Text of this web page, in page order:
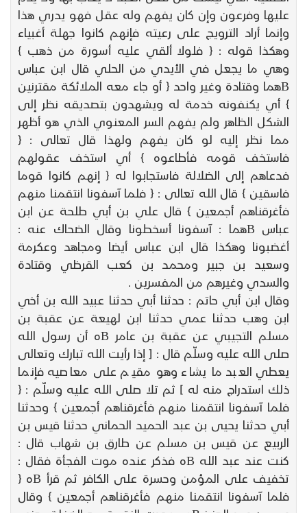
عليها وفرعون وإن كان يفهم وله عقل فهو يدري هذا
وإنما أراد الترويج على رعيته فإنهم كانوا جهلة أغبياء
وهكذا قوله : { فلولا ألقي عليه أسورة من ذهب }
وهي ما يجعل في الأيدي من الحلي قال ابن عباس
Bهما وقتادة وغير واحد { أو جاء معه الملائكة مقترنين
} أي يكنفونه خدمة له ويشهدون بتصديقه نظر إلى
الشكل الظاهر ولم يفهم السر المعنوي الذي هو أظهر
مما نظر إليه لو كان يفهم ولهذا قال تعالى : {
فاستخف قومه فأطاعوه } أي استخف عقولهم
فدعاهم إلى الضلالة فاستجابوا له { إنهم كانوا قوما
فاسقين } قال الله تعالى : { فلما آسفونا انتقمنا منهم
فأغرقناهم أجمعين } قال علي بن أبي طلحة عن ابن
عباس Bهما : آسفونا أسخطونا وقال الضحاك عنه :
أغضبونا وهكذا قال ابن عباس أيضا ومجاهد وعكرمة
وسعيد بن جبير ومحمد بن كعب القرظي وقتادة
والسدي وغيرهم من المفسرين .
وقال ابن أبي حاتم : حدثنا أبي حدثنا عبيد الله بن أخي
ابن وهب حدثنا عمي حدثنا ابن لهيعة عن عقبة بن
مسلم التجيبي عن عقبة بن عامر Bه أن رسول الله
صلى الله عليه وسلّم قال : [ إذا رأيت الله تبارك وتعالى
يعطي العبد ما يشاء وهو مقيم على معاصيه فإنما
ذلك استدراج منه له ] ثم تلا صلى الله عليه وسلّم : {
فلما آسفونا انتقمنا منهم فأغرقناهم أجمعين } وحدثنا
أبي حدثنا يحيى بن عبد الحميد الحماني حدثنا قيس بن
الربيع عن قيس بن مسلم عن طارق بن شهاب قال :
كنت عند عبد الله Bه فذكر عنده موت الفجأة فقال :
تخفيف على المؤمن وحسرة على الكافر ثم قرأ Bه {
فلما آسفونا انتقمنا منهم فأغرقناهم أجمعين } وقال